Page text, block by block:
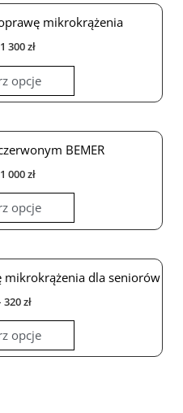
wybrać
na
produktu
mikrokrążenia
1 300zł
opcje
wybrać
na
produktu
BEMER
1 000zł
opcje
wybrać
na
produktu
mikrokrążenia dla seniorów
320zł
opcje
wybrać
na
produktu